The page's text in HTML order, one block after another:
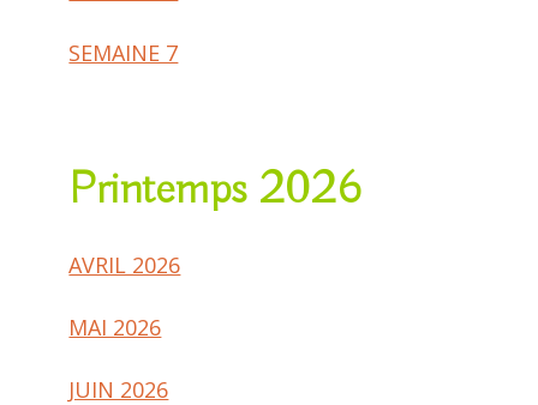
SEMAINE 7
Printemps 2026
AVRIL 2026
MAI 2026
JUIN 2026